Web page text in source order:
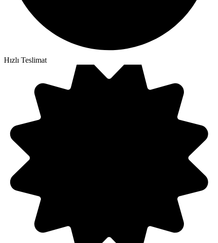
Hızlı Teslimat